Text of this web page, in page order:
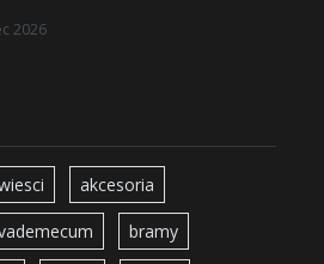
2026
akcesoria
bramy